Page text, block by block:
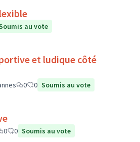
au vote
et ludique côté
0 0 Soumis au vote
0 0 Soumis au vote